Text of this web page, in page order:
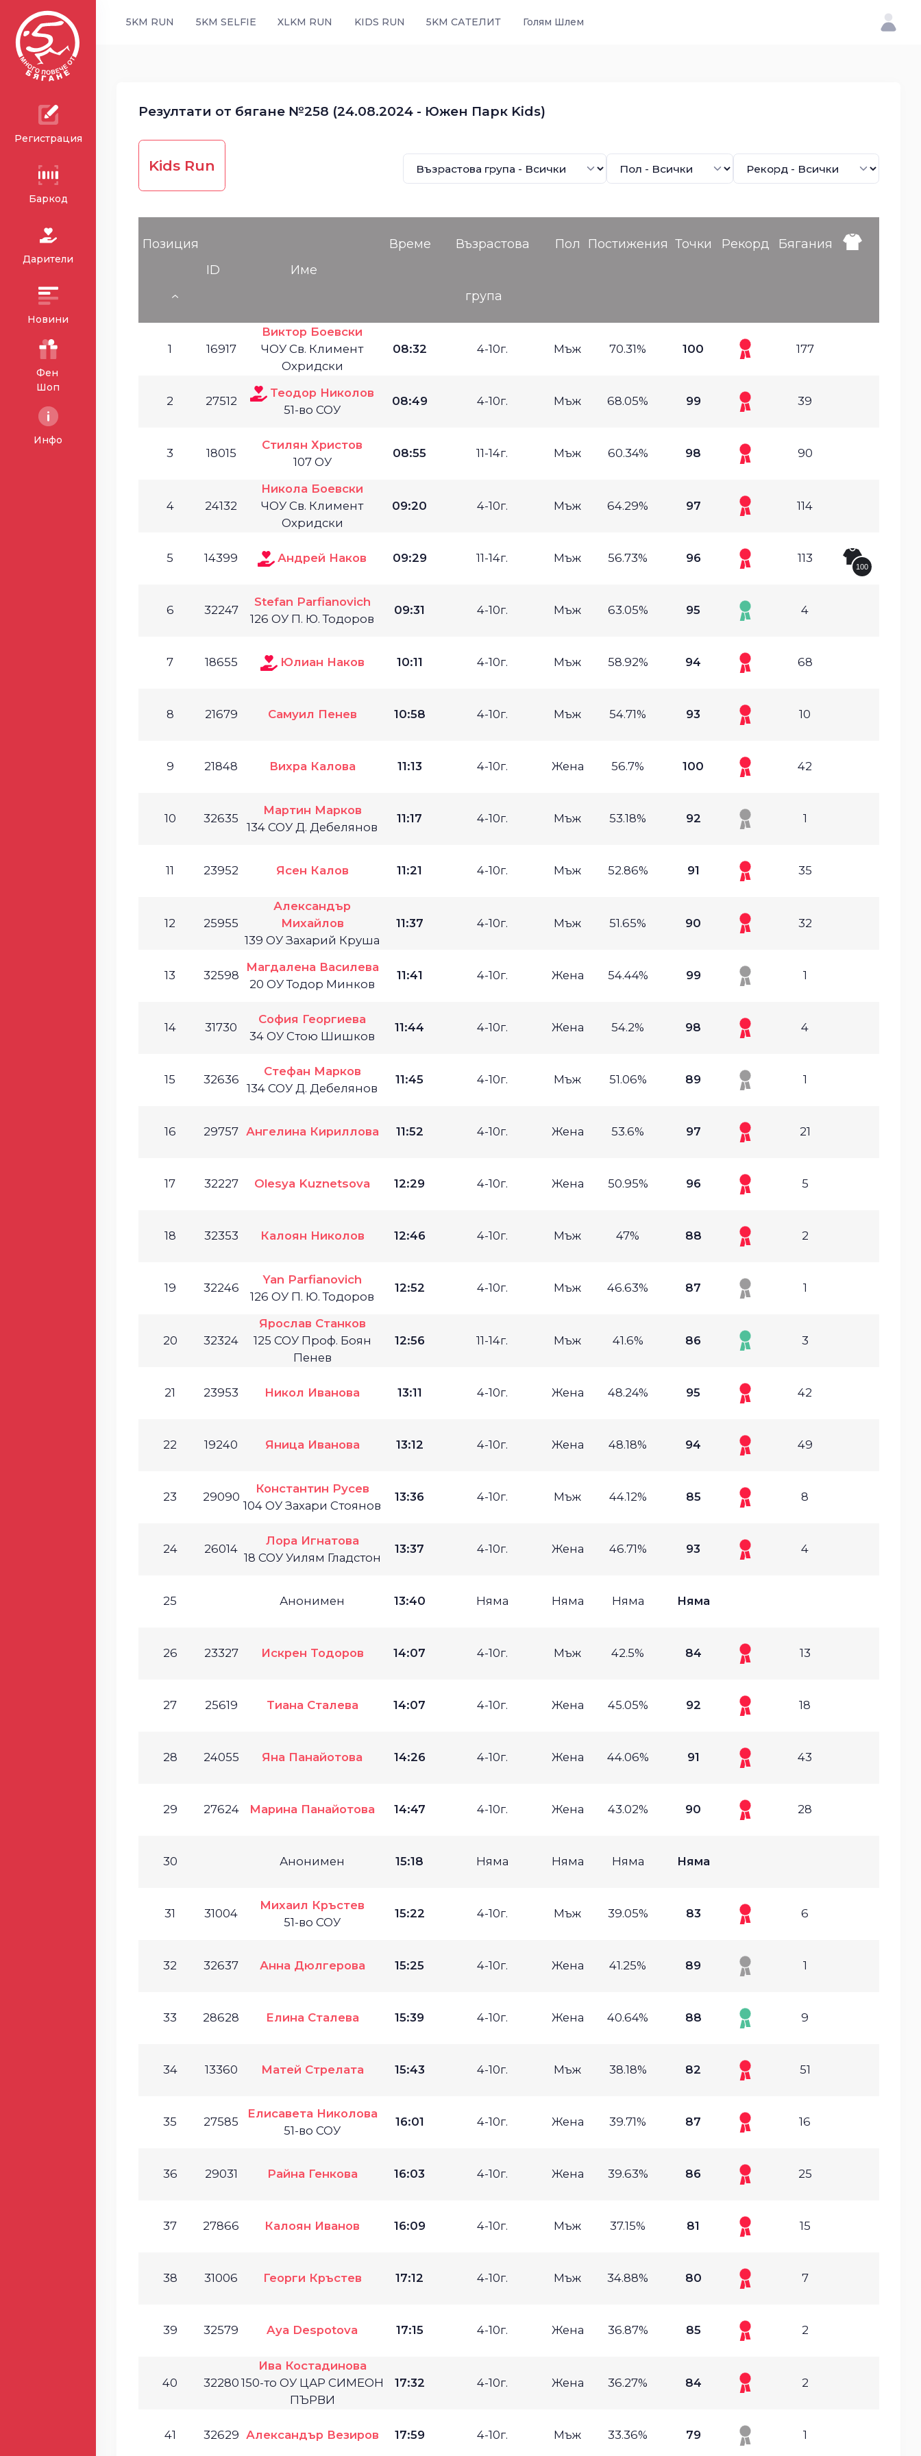
Регистрация
Баркод
Дарители
Новини
Фен
Шоп
Инфо
5KM RUN 5KM SELFIE XLKM RUN KIDS RUN 5KM САТЕЛИТ Голям Шлем
Резултати от бягане №258 (24.08.2024 - Южен Парк Kids)
Kids Run
Позиция
ID
Име
Време Възрастова
група
Пол Постижения Точки Рекорд Бягания
1 16917
Виктор Боевски
ЧОУ Св. Климент
Охридски
08:32 4-10г. Мъж 70.31% 100 177
2 27512
Теодор Николов
51-во СОУ
08:49 4-10г. Мъж 68.05% 99 39
3 18015
Стилян Христов
107 ОУ
08:55 11-14г. Мъж 60.34% 98 90
4 24132
Никола Боевски
ЧОУ Св. Климент
Охридски
09:20 4-10г. Мъж 64.29% 97 114
5 14399 Андрей Наков 09:29 11-14г. Мъж 56.73% 96 113
100
6 32247
Stefan Parfianovich
126 ОУ П. Ю. Тодоров
09:31 4-10г. Мъж 63.05% 95 4
7 18655 Юлиан Наков 10:11 4-10г. Мъж 58.92% 94 68
8 21679 Самуил Пенев 10:58 4-10г. Мъж 54.71% 93 10
9 21848 Вихра Калова 11:13 4-10г. Жена 56.7% 100 42
10 32635
Мартин Марков
134 СОУ Д. Дебелянов
11:17 4-10г. Мъж 53.18% 92 1
11 23952 Ясен Калов 11:21 4-10г. Мъж 52.86% 91 35
12 25955
Александър
Михайлов
139 ОУ Захарий Круша
11:37 4-10г. Мъж 51.65% 90 32
13 32598
Магдалена Василева
20 ОУ Тодор Минков
11:41 4-10г. Жена 54.44% 99 1
14 31730
София Георгиева
34 ОУ Стою Шишков
11:44 4-10г. Жена 54.2% 98 4
15 32636
Стефан Марков
134 СОУ Д. Дебелянов
11:45 4-10г. Мъж 51.06% 89 1
16 29757 Ангелина Кириллова 11:52 4-10г. Жена 53.6% 97 21
17 32227 Olesya Kuznetsova 12:29 4-10г. Жена 50.95% 96 5
18 32353 Калоян Николов 12:46 4-10г. Мъж 47% 88 2
19 32246
Yan Parfianovich
126 ОУ П. Ю. Тодоров
12:52 4-10г. Мъж 46.63% 87 1
20 32324
Ярослав Станков
125 СОУ Проф. Боян
Пенев
12:56 11-14г. Мъж 41.6% 86 3
21 23953 Никол Иванова 13:11 4-10г. Жена 48.24% 95 42
22 19240 Яница Иванова 13:12 4-10г. Жена 48.18% 94 49
23 29090
Константин Русев
104 ОУ Захари Стоянов
13:36 4-10г. Мъж 44.12% 85 8
24 26014
Лора Игнатова
18 СОУ Уилям Гладстон
13:37 4-10г. Жена 46.71% 93 4
25 Анонимен 13:40 Няма Няма Няма Няма
26 23327 Искрен Тодоров 14:07 4-10г. Мъж 42.5% 84 13
27 25619 Тиана Сталева 14:07 4-10г. Жена 45.05% 92 18
28 24055 Яна Панайотова 14:26 4-10г. Жена 44.06% 91 43
29 27624 Марина Панайотова 14:47 4-10г. Жена 43.02% 90 28
30 Анонимен 15:18 Няма Няма Няма Няма
31 31004
Михаил Кръстев
51-во СОУ
15:22 4-10г. Мъж 39.05% 83 6
32 32637 Анна Дюлгерова 15:25 4-10г. Жена 41.25% 89 1
33 28628 Елина Сталева 15:39 4-10г. Жена 40.64% 88 9
34 13360 Матей Стрелата 15:43 4-10г. Мъж 38.18% 82 51
35 27585
Елисавета Николова
51-во СОУ
16:01 4-10г. Жена 39.71% 87 16
36 29031 Райна Генкова 16:03 4-10г. Жена 39.63% 86 25
37 27866 Калоян Иванов 16:09 4-10г. Мъж 37.15% 81 15
38 31006 Георги Кръстев 17:12 4-10г. Мъж 34.88% 80 7
39 32579 Aya Despotova 17:15 4-10г. Жена 36.87% 85 2
40 32280
Ива Костадинова
150-то ОУ ЦАР СИМЕОН
ПЪРВИ
17:32 4-10г. Жена 36.27% 84 2
41 32629 Александър Везиров 17:59 4-10г. Мъж 33.36% 79 1